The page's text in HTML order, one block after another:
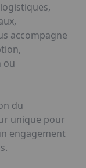
accompagne
ou
du
unique pour
engagement